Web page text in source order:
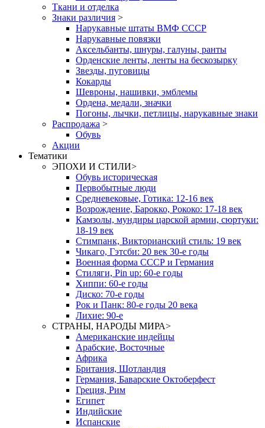
Ткани и отделка
Знаки различия >
Нарукавные штаты ВМФ СССР
Нарукавные повязки
Аксельбанты, шнуры, галуны, ранты
Орденские ленты, ленты на бескозырку
Звезды, пуговицы
Кокарды
Шевроны, нашивки, эмблемы
Ордена, медали, значки
Погоны, лычки, петлицы, нарукавные знаки
Распродажа >
Обувь
Акции
Тематики
ЭПОХИ И СТИЛИ>
Обувь историческая
Первобытные люди
Средневековые, Готика: 12-16 век
Возрождение, Барокко, Рококо: 17-18 век
Камзолы, мундиры царской армии, сюртуки:
18-19 век
Стимпанк, Викторианский стиль: 19 век
Чикаго, Гэтсби: 20 век 30-е годы
Военная форма СССР и Германия
Стиляги, Pin up: 60-е годы
Хиппи: 60-е годы
Диско: 70-е годы
Рок и Панк: 80-е годы 20 века
Лихие: 90-е
СТРАНЫ, НАРОДЫ МИРА>
Американские индейцы
Арабские, Восточные
Африка
Британия, Шотландия
Германия, Баварские Октоберфест
Греция, Рим
Египет
Индийские
Испанские